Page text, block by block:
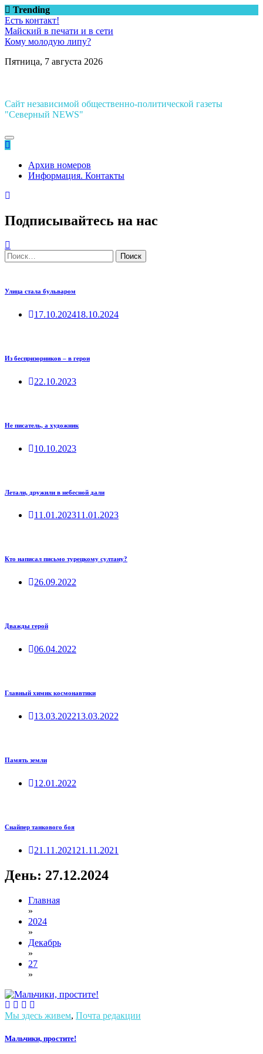
Перейти
к
содержимому
Trending
Есть контакт!
Майский в печати и в сети
Кому молодую липу?
Пятница, 7 августа 2026
Сайт независимой общественно-политической газеты
"Северный NEWS"
Архив номеров
Информация. Контакты
Подписывайтесь на нас
Найти:
Улица стала бульваром
17.10.202418.10.2024
Из беспризорников – в герои
22.10.2023
Не писатель, а художник
10.10.2023
Летали, дружили в небесной дали
11.01.202311.01.2023
Кто написал письмо турецкому султану?
26.09.2022
Дважды герой
06.04.2022
Главный химик космонавтики
13.03.202213.03.2022
Память земли
12.01.2022
Снайпер танкового боя
21.11.2021 21.11.2021
День: 27.12.2024
Главная
»
2024
»
Декабрь
»
27
»
Мы здесь живем, Почта редакции
Мальчики, простите!